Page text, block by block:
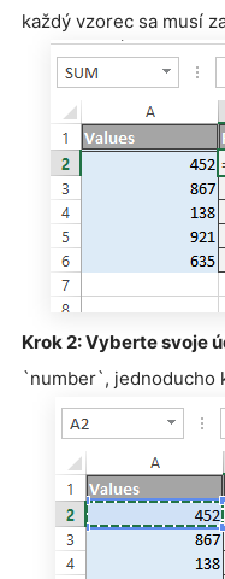
každý vzorec sa musí
Krok 2: Vyberte svoje
`number`, jednoducho